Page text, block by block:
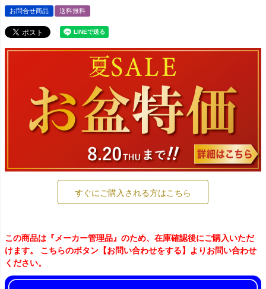
お問合せ商品 送料無料
すぐにご購入される方はこちら
この商品は『メーカー管理品』のため、在庫確認後にご購入いただ
けます。 こちらのボタン【お問い合わせをする】よりお問い合わせ
ください。